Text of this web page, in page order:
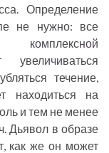
Определение
не нужно: все
комплексной
течение,
находиться на
и тем не менее
Дьявол в образе
как же он может